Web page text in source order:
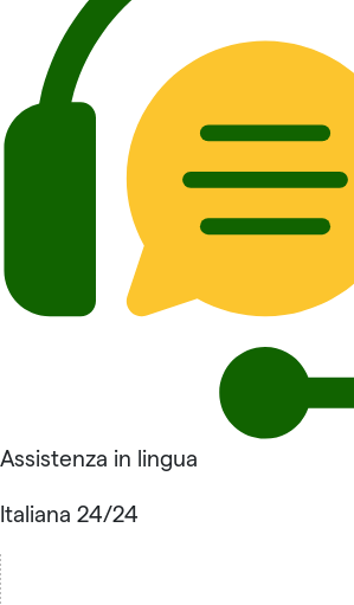
Assistenza in lingua
Italiana 24/24